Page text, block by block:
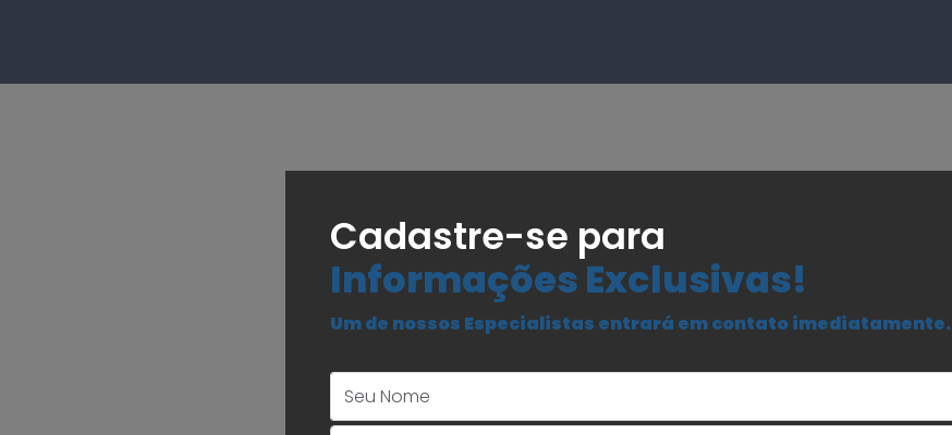
Cadastre-se para
Informações Exclusivas!
Um de nossos Especialistas entrará em contato imediatamente.